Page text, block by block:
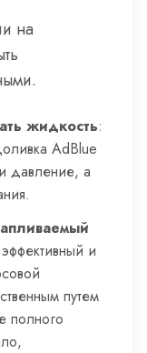
на
жидкость:
AdBlue
давление, а
и
путем
полного